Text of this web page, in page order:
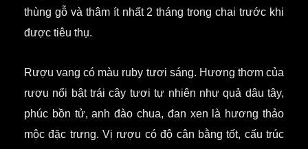
thùng gỗ và thâm ít nhất 2 tháng trong chai trước khi
được tiêu thụ.
Rượu vang có màu ruby tươi sáng. Hương thơm của
rượu nổi bật trái cây tươi tự nhiên như quả dâu tây,
phúc bồn tử, anh đào chua, đan xen là hương thảo
mộc đặc trưng. Vị rượu có độ cân bằng tốt, cấu trúc